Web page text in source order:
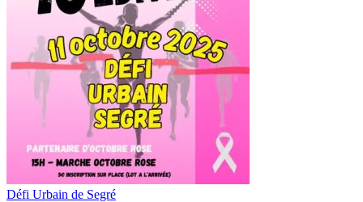
Défi Urbain de Segré